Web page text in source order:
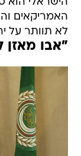
האמריקאים
לא תוותר על
"אבו מאזן